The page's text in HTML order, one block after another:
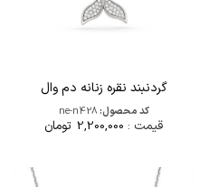
گردنبند نقره زنانه دم وال
کد محصول:ne-n428
قیمت : 2,200,000 تومان